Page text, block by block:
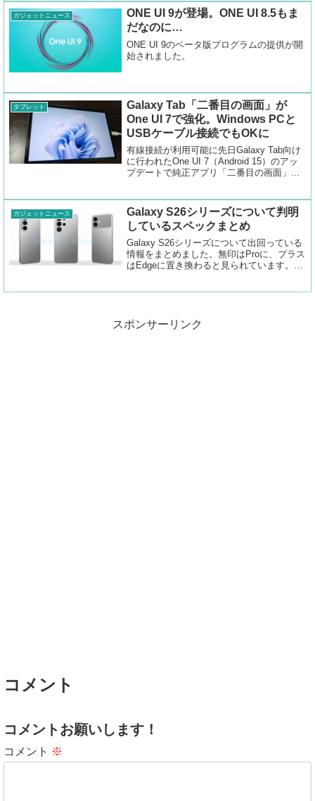
ガジェットニュース
ONE UI 9が登場。ONE UI 8.5もま
だなのに…
ONE UI 9のベータ版プログラムの提供が開
始されました。
タブレット
Galaxy Tab「二番目の画面」が
One UI 7で強化。Windows PCと
USBケーブル接続でもOKに
有線接続が利用可能に先日Galaxy Tab向け
に行われたOne UI 7（Android 15）のアッ
プデートで純正アプリ「二番目の画面」
ター...
ガジェットニュース
Galaxy S26シリーズについて判明
しているスペックまとめ
Galaxy S26シリーズについて出回っている
情報をまとめました。無印はProに、プラス
はEdgeに置き換わると見られています。チ
スポンサーリンク
コメント
コメントお願いします！
コメント ※